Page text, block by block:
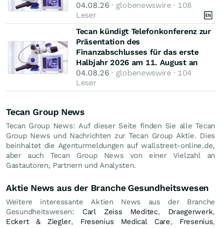
04.08.26 · globenewswire · 108
Leser
Tecan kündigt Telefonkonferenz zur
Präsentation des
Finanzabschlusses für das erste
Halbjahr 2026 am 11. August an
04.08.26 · globenewswire · 104
Leser
Tecan Group News
Tecan Group News: Auf dieser Seite finden Sie alle Tecan
Group News und Nachrichten zur Tecan Group Aktie. Dies
beinhaltet die Agenturmeldungen auf wallstreet-online.de,
aber auch Tecan Group News von einer Vielzahl an
Gastautoren, Partnern und Analysten.
Aktie News aus der Branche Gesundheitswesen
Weitere interessante Aktien News aus der Branche
Gesundheitswesen: Carl Zeiss Meditec, Draegerwerk,
Eckert & Ziegler, Fresenius Medical Care, Fresenius,